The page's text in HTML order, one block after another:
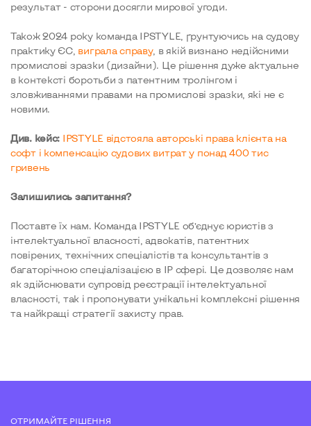
результат - сторони досягли мирової угоди.
Також 2024 року команда IPSTYLE, ґрунтуючись на судову
практику ЄС, виграла справу, в якій визнано недійсними
промислові зразки (дизайни). Це рішення дуже актуальне
в контексті боротьби з патентним тролінгом і
зловживаннями правами на промислові зразки, які не є
новими.
Див. кейс: IPSTYLE відстояла авторські права клієнта на
софт і компенсацію судових витрат у понад 400 тис
гривень
Залишились запитання?
Поставте їх нам. Команда IPSTYLE об’єднує юристів з
інтелектуальної власності, адвокатів, патентних
повірених, технічних спеціалістів та консультантів з
багаторічною спеціалізацією в ІР сфері. Це дозволяє нам
як здійснювати супровід реєстрації інтелектуальної
власності, так і пропонувати унікальні комплексні рішення
та найкращі стратегії захисту прав.
ОТРИМАЙТЕ РІШЕННЯ